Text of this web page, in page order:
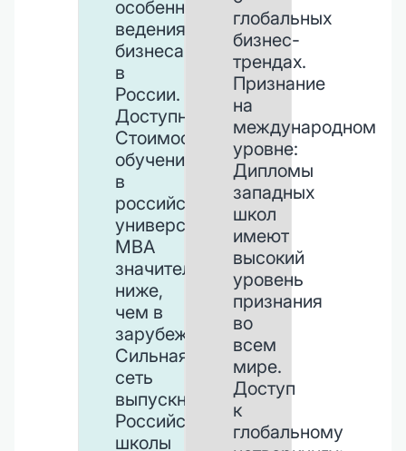
особенности
ведения
бизнеса
в
России.
Доступность:
Стоимость
обучения
в
российских
университетах
MBA
значительно
ниже,
чем в
зарубежных.
Сильная
сеть
выпускников:
Российские
школы
глобальных
бизнес-
трендах.
Признание
на
международном
уровне:
Дипломы
западных
школ
имеют
высокий
уровень
признания
во
всем
мире.
Доступ
к
глобальному